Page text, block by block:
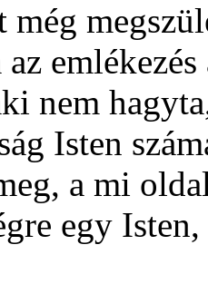
nem
Isten
a mi
egy